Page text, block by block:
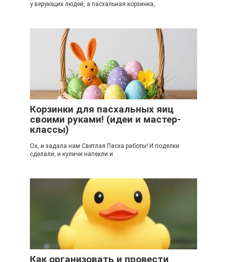
у верующих людей, а пасхальная корзинка,
Корзинки для пасхальных яиц
своими руками! (идеи и мастер-
классы)
Ох, и задала нам Светлая Пасха работы! И поделки
сделали, и куличи напекли и
Как организовать и провести